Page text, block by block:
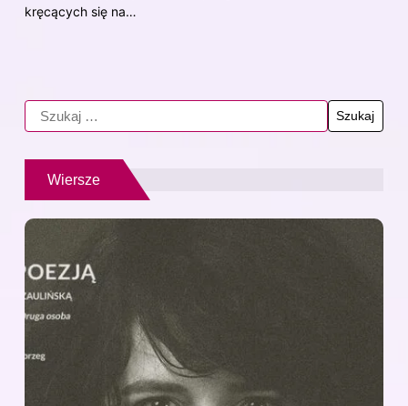
kręcących się na…
Wiersze